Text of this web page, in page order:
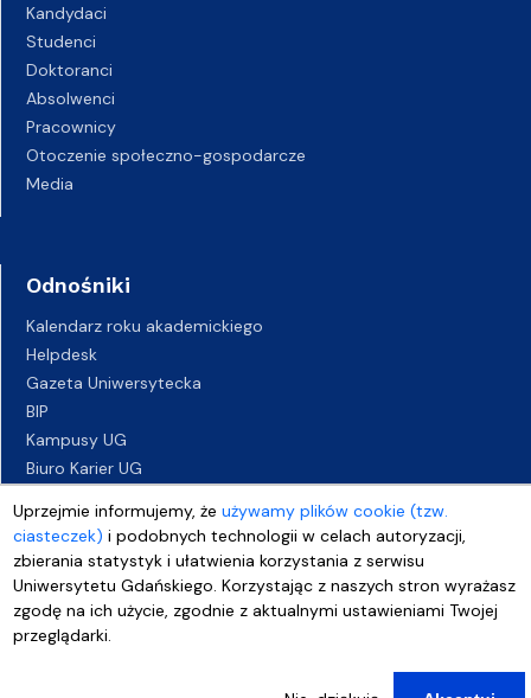
Uprzejmie informujemy, żeużywamy plików cookie (tzw.
ciasteczek) i podobnych technologii w celach autoryzacji,
zbierania statystyk i ułatwienia korzystania z serwisu
Uniwersytetu Gdańskiego. Korzystając z naszych stron wyrażasz
zgodę na ich użycie, zgodnie z aktualnymi ustawieniami Twojej
przeglądarki.
Kandydaci
Studenci
Doktoranci
Absolwenci
Pracownicy
Otoczenie społeczno-gospodarcze
Media
Odnośniki
Kalendarz roku akademickiego
Helpdesk
Gazeta Uniwersytecka
BIP
Kampusy UG
Biuro Karier UG
Deklaracja dostępności